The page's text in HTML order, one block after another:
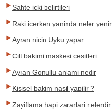
Sahte icki belirtileri
Raki icerken yaninda neler yenir
Ayran nicin Uyku yapar
Cilt bakimi maskesi cesitleri
Ayran Gonullu anlami nedir
Kisisel bakim nasil yapilir ?
Zayiflama hapi zararlari nelerdir